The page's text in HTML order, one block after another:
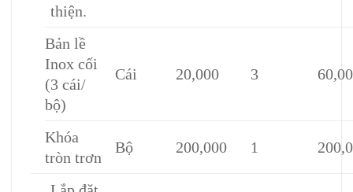
thiện.
Bản lề
Inox cối
(3 cái/
bộ)
Cái 20,000 3
Khóa
tròn trơn
Bộ 200,000 1